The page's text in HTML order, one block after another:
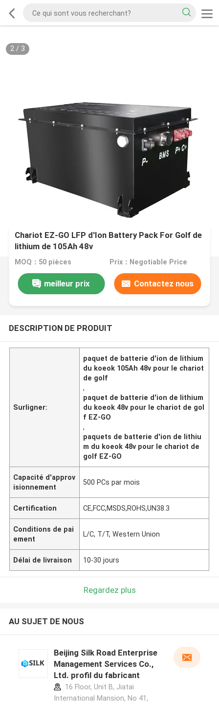
2/ 3
Chariot EZ-GO LFP d'Ion Battery Pack For Golf de
lithium de 105Ah 48v
MOQ：50 pièces Prix：Negotiable Price
meilleur prix Contactez nous
DESCRIPTION DE PRODUIT
Surligner:
paquet de batterie d'ion de lithium
du koeok 105Ah 48v pour le chariot
de golf
,
paquet de batterie d'ion de lithium
du koeok 48v pour le chariot de gol
f EZ-GO
,
paquets de batterie d'ion de lithiu
m du koeok 48v pour le chariot de
golf EZ-GO
Capacité d'approv
isionnement
500 PCs par mois
Certification CE,FCC,MSDS,ROHS,UN38.3
Conditions de pai
ement
L/C, T/T, Western Union
Délai de livraison 10-30 jours
Regardez plus
AU SUJET DE NOUS
Beijing Silk Road Enterprise
Management Services Co.,
Ltd. profil du fabricant
16 Floor, Unit B, Jiatai
International Mansion, No 41,